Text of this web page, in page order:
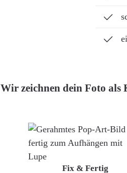
Wir zeichnen dein Foto
Fix & Fertig